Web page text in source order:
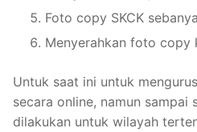
Foto copy SKCK
Menyerahkan foto copy
Untuk saat ini untuk
secara online, namun sampai
dilakukan untuk wilayah